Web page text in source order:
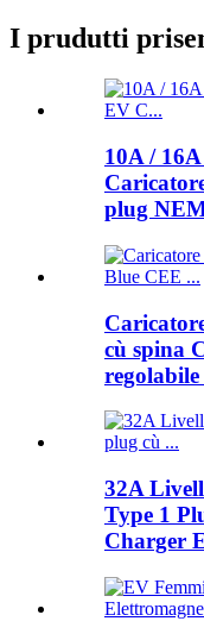
I prudutti
10A /
plug
cù spina
32A
Type 1
Charger